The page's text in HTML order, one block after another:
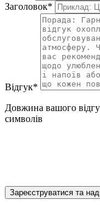
Заголовок*
Відгук*
Довжина вашого
символів